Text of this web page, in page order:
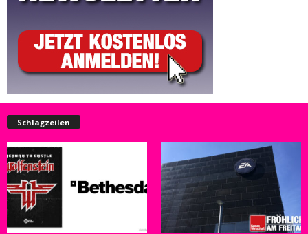
Schlagzeilen